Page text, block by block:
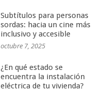
Subtítulos para personas
sordas: hacia un cine más
inclusivo y accesible
octubre 7, 2025
¿En qué estado se
encuentra la instalación
eléctrica de tu vivienda?